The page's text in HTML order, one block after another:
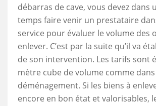
débarras de cave, vous devez dans
temps faire venir un prestataire
service pour évaluer le volume des
enlever. C’est par la suite qu’il va
de son intervention. Les tarifs sont
mètre cube de volume comme dans
déménagement. Si les biens à
encore en bon état et valorisables,